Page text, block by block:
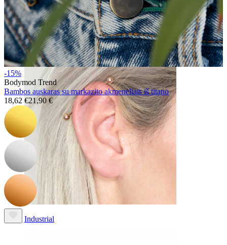
Daith
Industrial
-15%
Bodymod Trend
Bambos auskaras su markazito akmenėliais iš titano
18,62 €21,90 €